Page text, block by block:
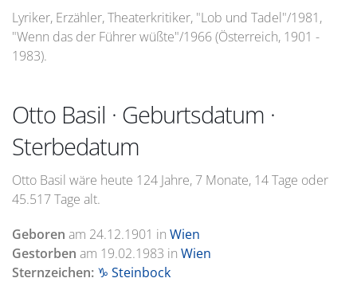
Lyriker, Erzähler, Theaterkritiker, "Lob und Tadel"/1981,
"Wenn das der Führer wüßte"/1966 (Österreich, 1901 -
1983).
Otto Basil · Geburtsdatum ·
Sterbedatum
Otto Basil wäre heute 124 Jahre, 7 Monate, 14 Tage oder
45.517 Tage alt.
Geboren am 24.12.1901 in Wien
Gestorben am 19.02.1983 in Wien
Sternzeichen: ♑ Steinbock